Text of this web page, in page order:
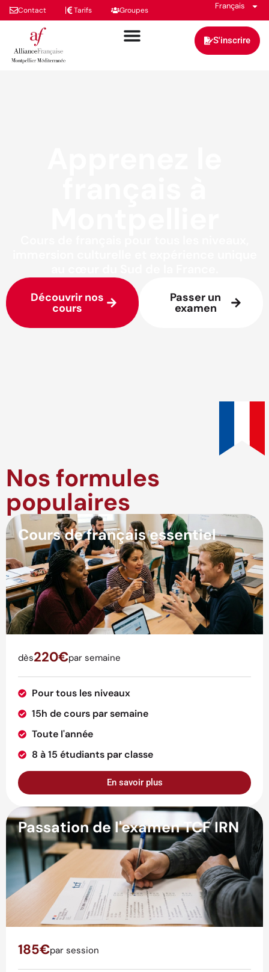
Contact Tarifs Groupes Français
S'inscrire
Découvrir nos
cours
Passer un
examen
Nos formules
populaires
Cours de français essentiel
dès220€par semaine
Pour tous les niveaux
15h de cours par semaine
Toute l'année
8 à 15 étudiants par classe
En savoir plus
Passation de l'examen TCF IRN
185€par session